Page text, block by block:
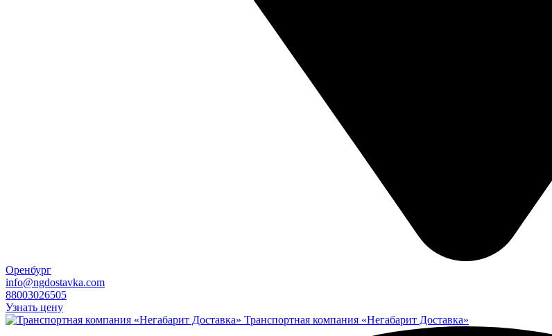
Оренбург
info@ngdostavka.com
88003026505
Узнать цену
Транспортная компания «Негабарит Доставка»